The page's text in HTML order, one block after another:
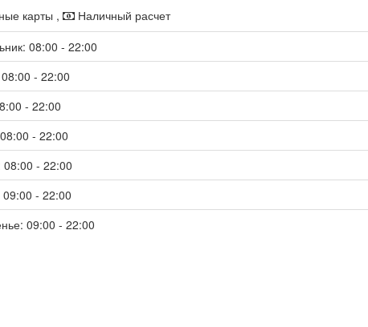
карты ,
Наличный расчет
08:00 - 22:00
- 22:00
- 22:00
- 22:00
08:00 - 22:00
- 22:00
09:00 - 22:00